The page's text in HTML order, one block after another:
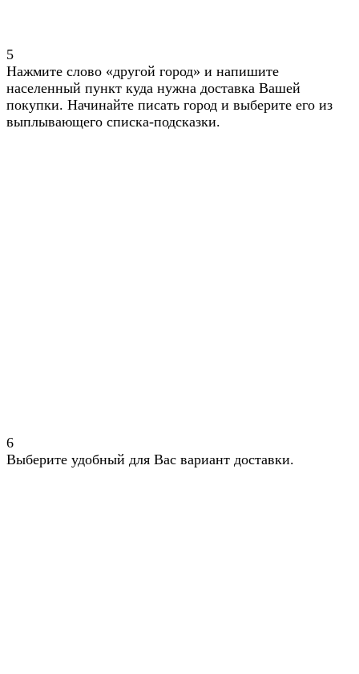
5
Нажмите слово «другой город» и напишите
населенный пункт куда нужна доставка Вашей
покупки. Начинайте писать город и выберите его из
выплывающего списка-подсказки.
6
Выберите удобный для Вас вариант доставки.